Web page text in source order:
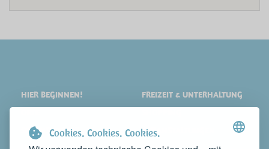
Cookies. Cookies. Cookies.
HIER BEGINNEN!
SEHENSWERTES
FREIZEIT & UNTERHALTUNG
VERANSTALTUNGEN